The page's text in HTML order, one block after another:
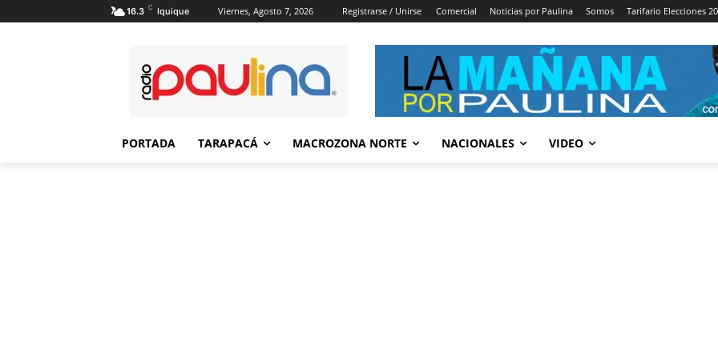
16.3 C Iquique Viernes, Agosto 7, 2026 Registrarse / Unirse Comercial Noticias por Paulina Somos Tarifario Elecciones
PORTADA TARAPACÁ MACROZONA NORTE NACIONALES VIDEO